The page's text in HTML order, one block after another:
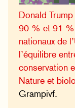
Donald
90 % et 91 %
nationaux de
l’équilibre
conservation
Nature et
Grampivf.